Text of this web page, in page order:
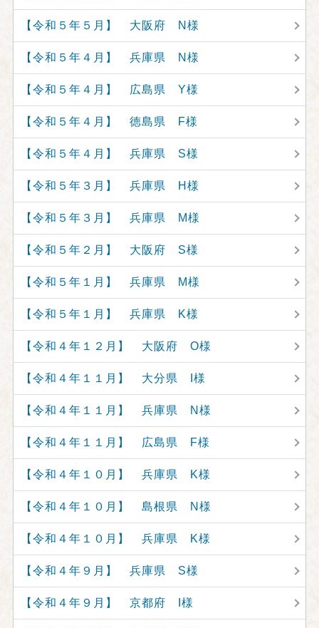
【令和５年５月】 大阪府 N様
【令和５年４月】 兵庫県 N様
【令和５年４月】 広島県 Y様
【令和５年４月】 徳島県 F様
【令和５年４月】 兵庫県 S様
【令和５年３月】 兵庫県 H様
【令和５年３月】 兵庫県 M様
【令和５年２月】 大阪府 S様
【令和５年１月】 兵庫県 M様
【令和５年１月】 兵庫県 K様
【令和４年１２月】 大阪府 O様
【令和４年１１月】 大分県 I様
【令和４年１１月】 兵庫県 N様
【令和４年１１月】 広島県 F様
【令和４年１０月】 兵庫県 K様
【令和４年１０月】 島根県 N様
【令和４年１０月】 兵庫県 K様
【令和４年９月】 兵庫県 S様
【令和４年９月】 京都府 I様